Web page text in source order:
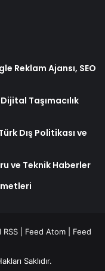
Reklam Ajansı, SEO
Taşımacılık
Dış Politikası ve
ve Teknik Haberler
RSS Feed Atom
Feed
Saklıdır.